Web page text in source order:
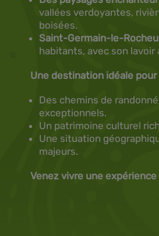
vallées verdoyantes,
boisées.
Saint-Germain-le-
habitants, avec son
Une destination idéale
Des chemins de
exceptionnels.
Un patrimoine culturel
Une situation
majeurs.
Venez vivre une